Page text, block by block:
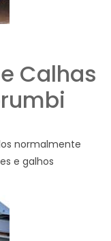
Calhas
normalmente
e galhos